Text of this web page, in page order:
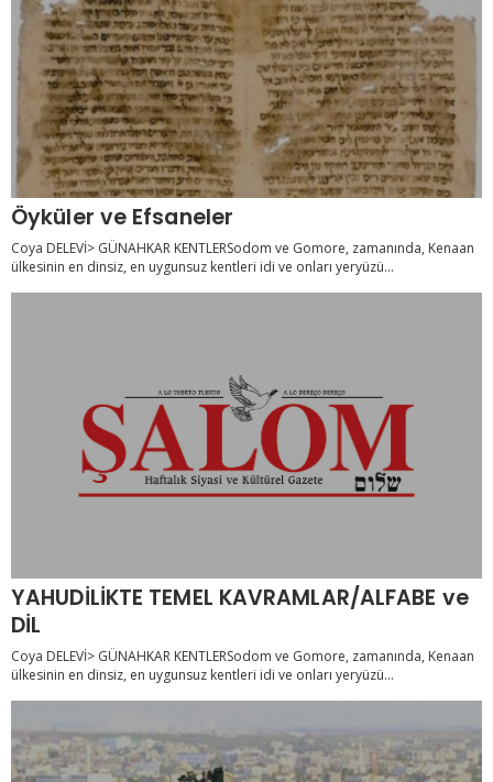
Öyküler ve Efsaneler
Coya DELEVİ> GÜNAHKAR KENTLERSodom ve Gomore, zamanında, Kenaan
ülkesinin en dinsiz, en uygunsuz kentleri idi ve onları yeryüzü...
YAHUDİLİKTE TEMEL KAVRAMLAR/ALFABE ve
DİL
Coya DELEVİ> GÜNAHKAR KENTLERSodom ve Gomore, zamanında, Kenaan
ülkesinin en dinsiz, en uygunsuz kentleri idi ve onları yeryüzü...